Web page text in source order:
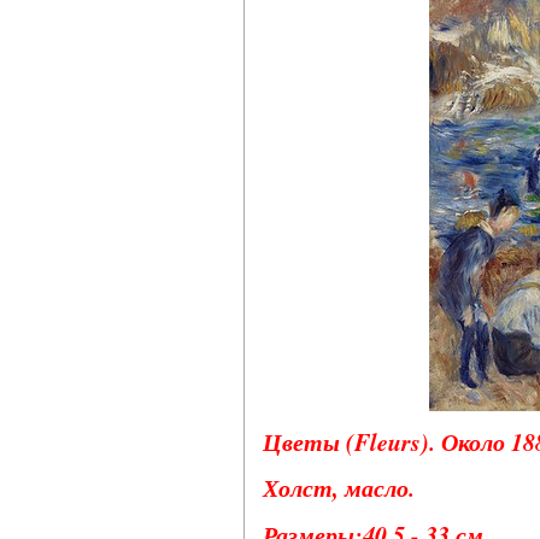
Цветы (Fleurs). Около
Холст, масло.